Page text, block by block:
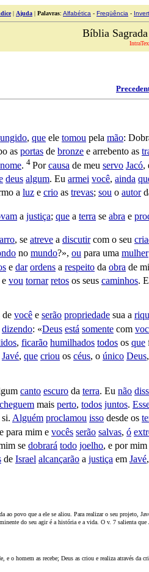
| Ajuda | Palavras: Alfabética - Freqüência -
Bíblia
ungido, que ele tomou pela mão:
as portas de bronze e arrebento as
nome. 4 Porcausa de meu servo Jacó,
deus algum. Eu armei você, ainda
a luz e crio as trevas; sou o autor
a justiça; que a terra se abra e
, se atreve a discutircom o seu
no mundo?», ou para uma mulher
e dar ordens a respeito da obra de
e vou tornar retos os seus caminhos.
de você e serão propriedade sua a
dizendo: «Deus está somente com
, ficarão humilhados todos os que
Javé, que criou os céus, o único Deus,
canto escuro da terra. Eu não
cheguem mais perto, todos juntos.
Alguém proclamou isso desde os
para mim e vocês serão salvas, ó
se dobrará todo joelho, e por mim
de Israel alcançarão a justiça em Javé
ao povo que a ele se aliou. Para realizar o seu
do seu agir é a história e a vida. O v. 7 salienta
e o homem as recebe; Deus as criou e realiza através da